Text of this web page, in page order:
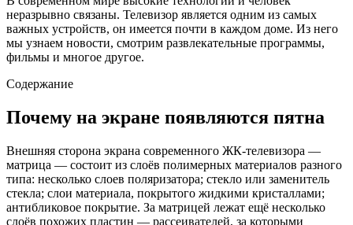
неразрывно связаны. Телевизор является одним из самых
важных устройств, он имеется почти в каждом доме. Из него
мы узнаем новости, смотрим развлекательные программы,
фильмы и многое другое.
Содержание
Почему на экране появляются пятна
Внешняя сторона экрана современного ЖК-телевизора —
матрица — состоит из слоёв полимерных материалов разного
типа: несколько слоев поляризатора; стекло или заменитель
стекла; слои материала, покрытого жидкими кристаллами;
антибликовое покрытие. За матрицей лежат ещё несколько
слоёв похожих пластин — рассеивателей, за которыми